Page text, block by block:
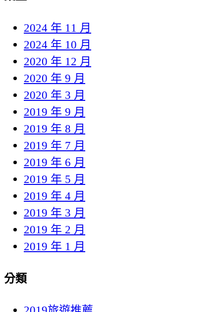
2024 年 11 月
2024 年 10 月
2020 年 12 月
2020 年 9 月
2020 年 3 月
2019 年 9 月
2019 年 8 月
2019 年 7 月
2019 年 6 月
2019 年 5 月
2019 年 4 月
2019 年 3 月
2019 年 2 月
2019 年 1 月
分類